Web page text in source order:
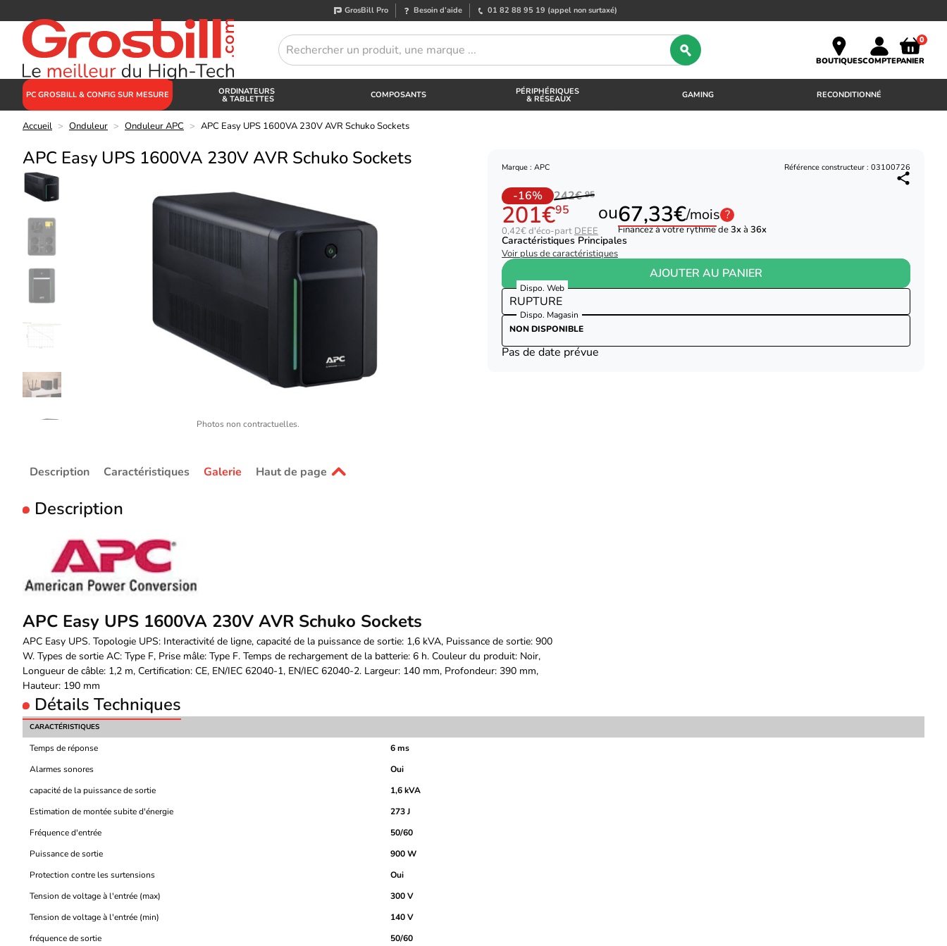
GrosBill Pro Besoin d’aide 01 82 88 95 19 (appel non surtaxé)
BOUTIQUESCOMPTE
0
PANIER
PC GROSBILL & CONFIG SUR MESURE ORDINATEURS
& TABLETTES COMPOSANTS PÉRIPHÉRIQUES
& RÉSEAUX GAMING RECONDITIONNÉ
Accueil > Onduleur > Onduleur APC > APC Easy UPS 1600VA 230V AVR Schuko Sockets
APC Easy UPS 1600VA 230V AVR Schuko Sockets
Photos non contractuelles.
Marque : APC Référence constructeur : 03100726
-16% 242€ 95
201€95
0,42€ d'éco-part DEEE
ou67,33€/mois ?
Financez à votre rythme de3xà 36x
Caractéristiques Principales
Voir plus de caractéristiques
AJOUTER AU PANIER
Dispo. Web
RUPTURE
Dispo. Magasin
NON DISPONIBLE
Pas de date prévue
Description Caractéristiques Galerie Haut de page
Description
APC Easy UPS 1600VA 230V AVR Schuko Sockets
APC Easy UPS. Topologie UPS: Interactivité de ligne, capacité de la puissance de sortie: 1,6 kVA, Puissance de sortie: 900
W. Types de sortie AC: Type F, Prise mâle: Type F. Temps de rechargement de la batterie: 6 h. Couleur du produit: Noir,
Longueur de câble: 1,2 m, Certification: CE, EN/IEC 62040-1, EN/IEC 62040-2. Largeur: 140 mm, Profondeur: 390 mm,
Hauteur: 190 mm
Détails Techniques
CARACTÉRISTIQUES
Temps de réponse
6 ms
Alarmes sonores
Oui
capacité de la puissance de sortie
1,6 kVA
Estimation de montée subite d'énergie
273 J
Fréquence d'entrée
50/60
Puissance de sortie
900 W
Protection contre les surtensions
Oui
Tension de voltage à l'entrée (max)
300 V
Tension de voltage à l'entrée (min)
140 V
fréquence de sortie
50/60